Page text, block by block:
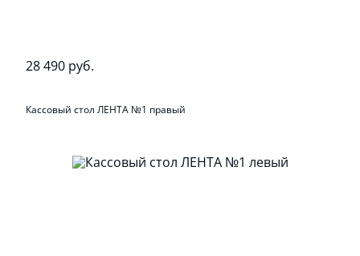
28 490 руб.
Кассовый стол ЛЕНТА №1 правый